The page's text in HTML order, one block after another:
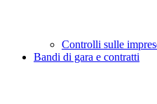
Controlli sulle
Bandi di gara e contratti